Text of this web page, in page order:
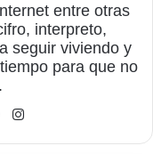
entre otras
interpreto,
seguir viviendo y
para que no
Pinterest